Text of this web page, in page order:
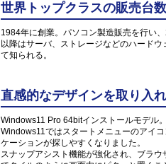
世界トップクラスの販売台
1984年に創業。パソコン製造販売を行い
以降はサーバ、ストレージなどのハード
て知られる。
直感的なデザインを取り入
Windows11 Pro 64bitインストールモデル。
Windows11ではスタートメニューのアイ
ケーションが探しやすくなりました。
スナップアシスト機能が強化され、ブラ